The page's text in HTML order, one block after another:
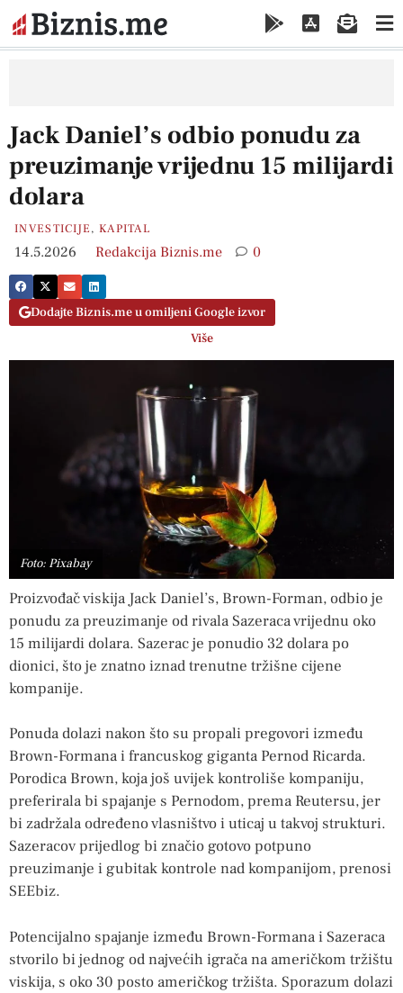
Jack Daniel’s odbio ponudu za
preuzimanje vrijednu 15 milijardi
dolara
INVESTICIJE, KAPITAL
14.5.2026 Redakcija Biznis.me 0
Dodajte Biznis.me u omiljeni Google izvor
Više
Foto: Pixabay
Proizvođač viskija Jack Daniel’s, Brown-Forman, odbio je
ponudu za preuzimanje od rivala Sazeraca vrijednu oko
15 milijardi dolara. Sazerac je ponudio 32 dolara po
dionici, što je znatno iznad trenutne tržišne cijene
kompanije.
Ponuda dolazi nakon što su propali pregovori između
Brown-Formana i francuskog giganta Pernod Ricarda.
Porodica Brown, koja još uvijek kontroliše kompaniju,
preferirala bi spajanje s Pernodom, prema Reutersu, jer
bi zadržala određeno vlasništvo i uticaj u takvoj strukturi.
Sazeracov prijedlog bi značio gotovo potpuno
preuzimanje i gubitak kontrole nad kompanijom, prenosi
SEEbiz.
Potencijalno spajanje između Brown-Formana i Sazeraca
stvorilo bi jednog od najvećih igrača na američkom tržištu
viskija, s oko 30 posto američkog tržišta. Sporazum dolazi